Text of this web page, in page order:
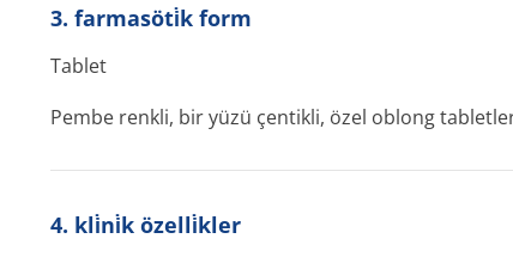
3. farmasöti̇k form
Tablet
Pembe renkli, bir yüzü çentikli, özel oblong
4. kli̇ni̇k özelli̇kler